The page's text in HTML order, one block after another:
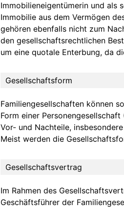
Immobilieneigentümerin und als
Immobilie aus dem Vermögen
gehören ebenfalls nicht zum
den gesellschaftsrechtlichen
um eine quotale Enterbung, da
Gesellschaftsform
Familiengesellschaften können
Form einer
Vor- und Nachteile,
Meist werden die
Gesellschaftsvertrag
Im Rahmen des
Geschäftsführer der